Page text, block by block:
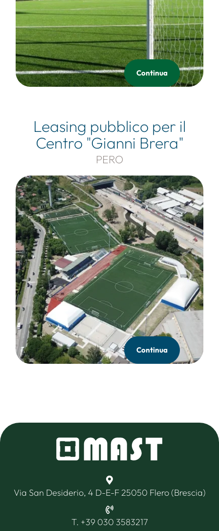
Continua
Leasing pubblico per il
Centro "Gianni Brera"
PERO
Continua
Via San Desiderio, 4 D-E-F 25050 Flero (Brescia)
T. +39 030 3583217